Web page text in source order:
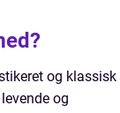
og klassisk
og